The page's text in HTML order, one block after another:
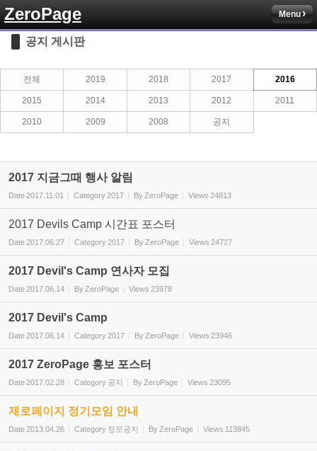
ZeroPage Menu
공지 게시판
전체 2019 2018 2017 2016
2015 2014 2013 2012 2011
2010 2009 2008 공지
2017 지금그때 행사 알림
Date2017.11.01 Category2017 By ZeroPage Views 24813
2017 Devils Camp 시간표 포스터
Date2017.06.27 Category2017 By ZeroPage Views 24727
2017 Devil's Camp 연사자 모집
Date2017.06.14 By ZeroPage Views 23978
2017 Devil's Camp
Date2017.06.14 Category2017 By ZeroPage Views 23946
2017 ZeroPage 홍보 포스터
Date2017.02.28 Category 공지 By ZeroPage Views 23095
제로페이지 정기모임 안내
Date2013.04.26 Category 정모공지 By ZeroPage Views 113845
Sketchbook5, 스케치북5
Sketchbook5, 스케치북5